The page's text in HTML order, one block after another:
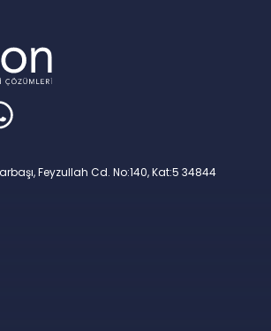
Feyzullah Cd. No:140, Kat:5 34844